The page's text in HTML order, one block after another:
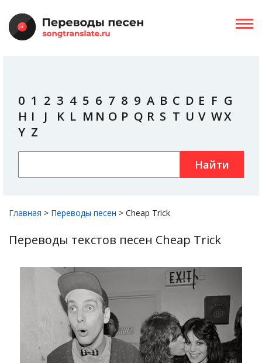
0 1 2 3 4 5 6 7 8 9 A B C D E F G
H I J K L M N O P Q R S T U V WX
Y Z
Найти
Главная > Переводы песен > Cheap Trick
Переводы текстов песен Cheap Trick